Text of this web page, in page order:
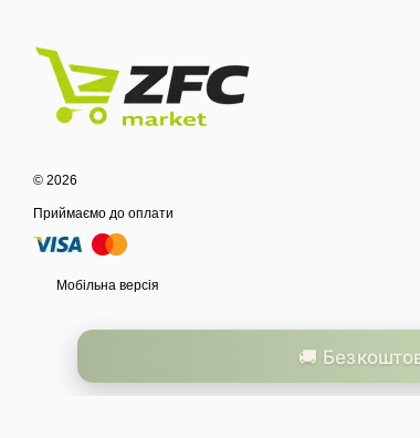
© 2026
Приймаємо до оплати
Мобільна версія